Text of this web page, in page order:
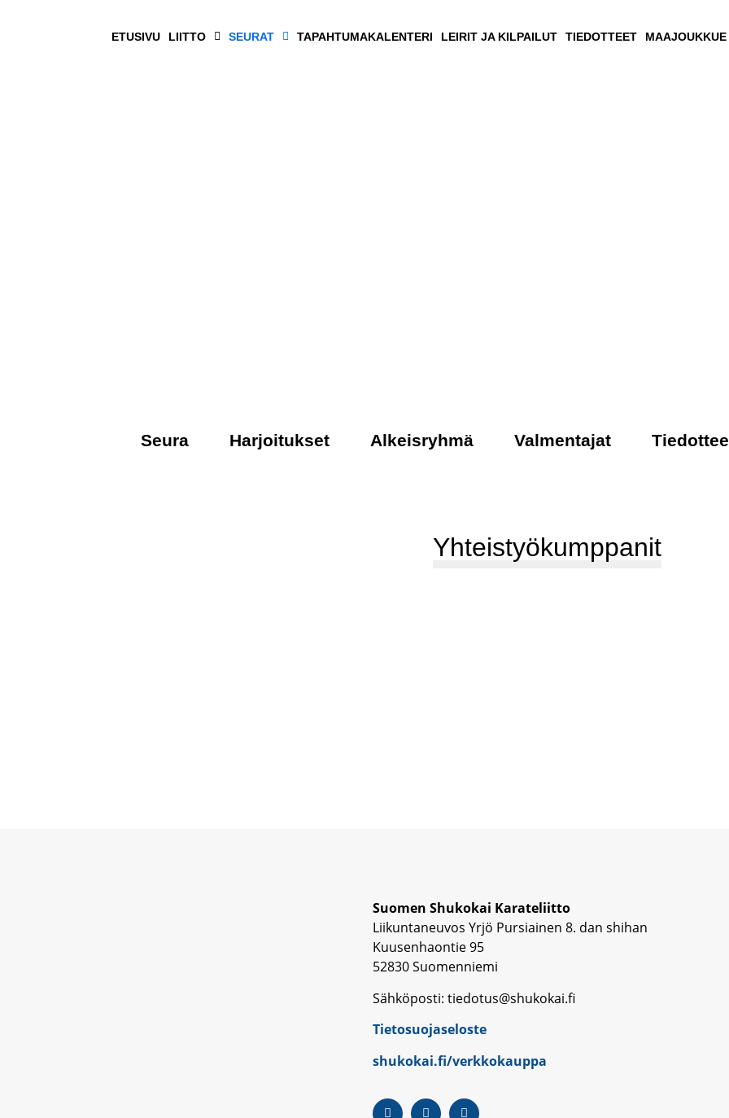
ETUSIVU LIITTO SEURAT TAPAHTUMAKALENTERI LEIRIT JA KILPAILUT TIEDOTTEET MAAJOUKKUE
Seura Harjoitukset Alkeisryhmä Valmentajat
Yhteistyökumppanit
Suomen Shukokai Karateliitto
Liikuntaneuvos Yrjö Pursiainen 8. dan shihan
Kuusenhaontie 95
52830 Suomenniemi
Sähköposti: tiedotus@shukokai.fi
Tietosuojaseloste
shukokai.fi/verkkokauppa